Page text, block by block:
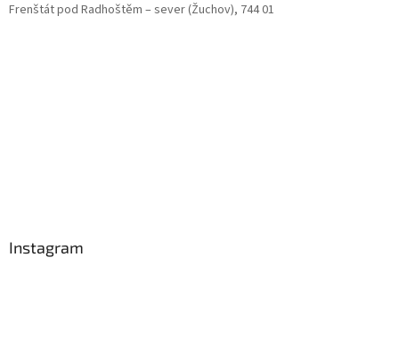
Frenštát pod Radhoštěm – sever (Žuchov), 744 01
Instagram